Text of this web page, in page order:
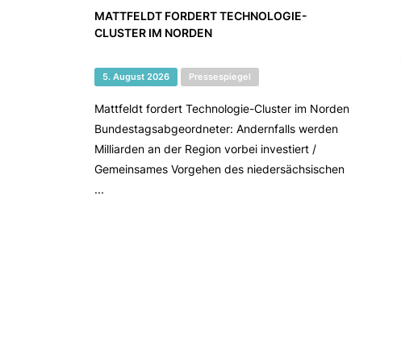
MATTFELDT FORDERT TECHNOLOGIE-
CLUSTER IM NORDEN
5. August 2026 Pressespiegel
Mattfeldt fordert Technologie-Cluster im Norden
Bundestagsabgeordneter: Andernfalls werden
Milliarden an der Region vorbei investiert /
Gemeinsames Vorgehen des niedersächsischen
...